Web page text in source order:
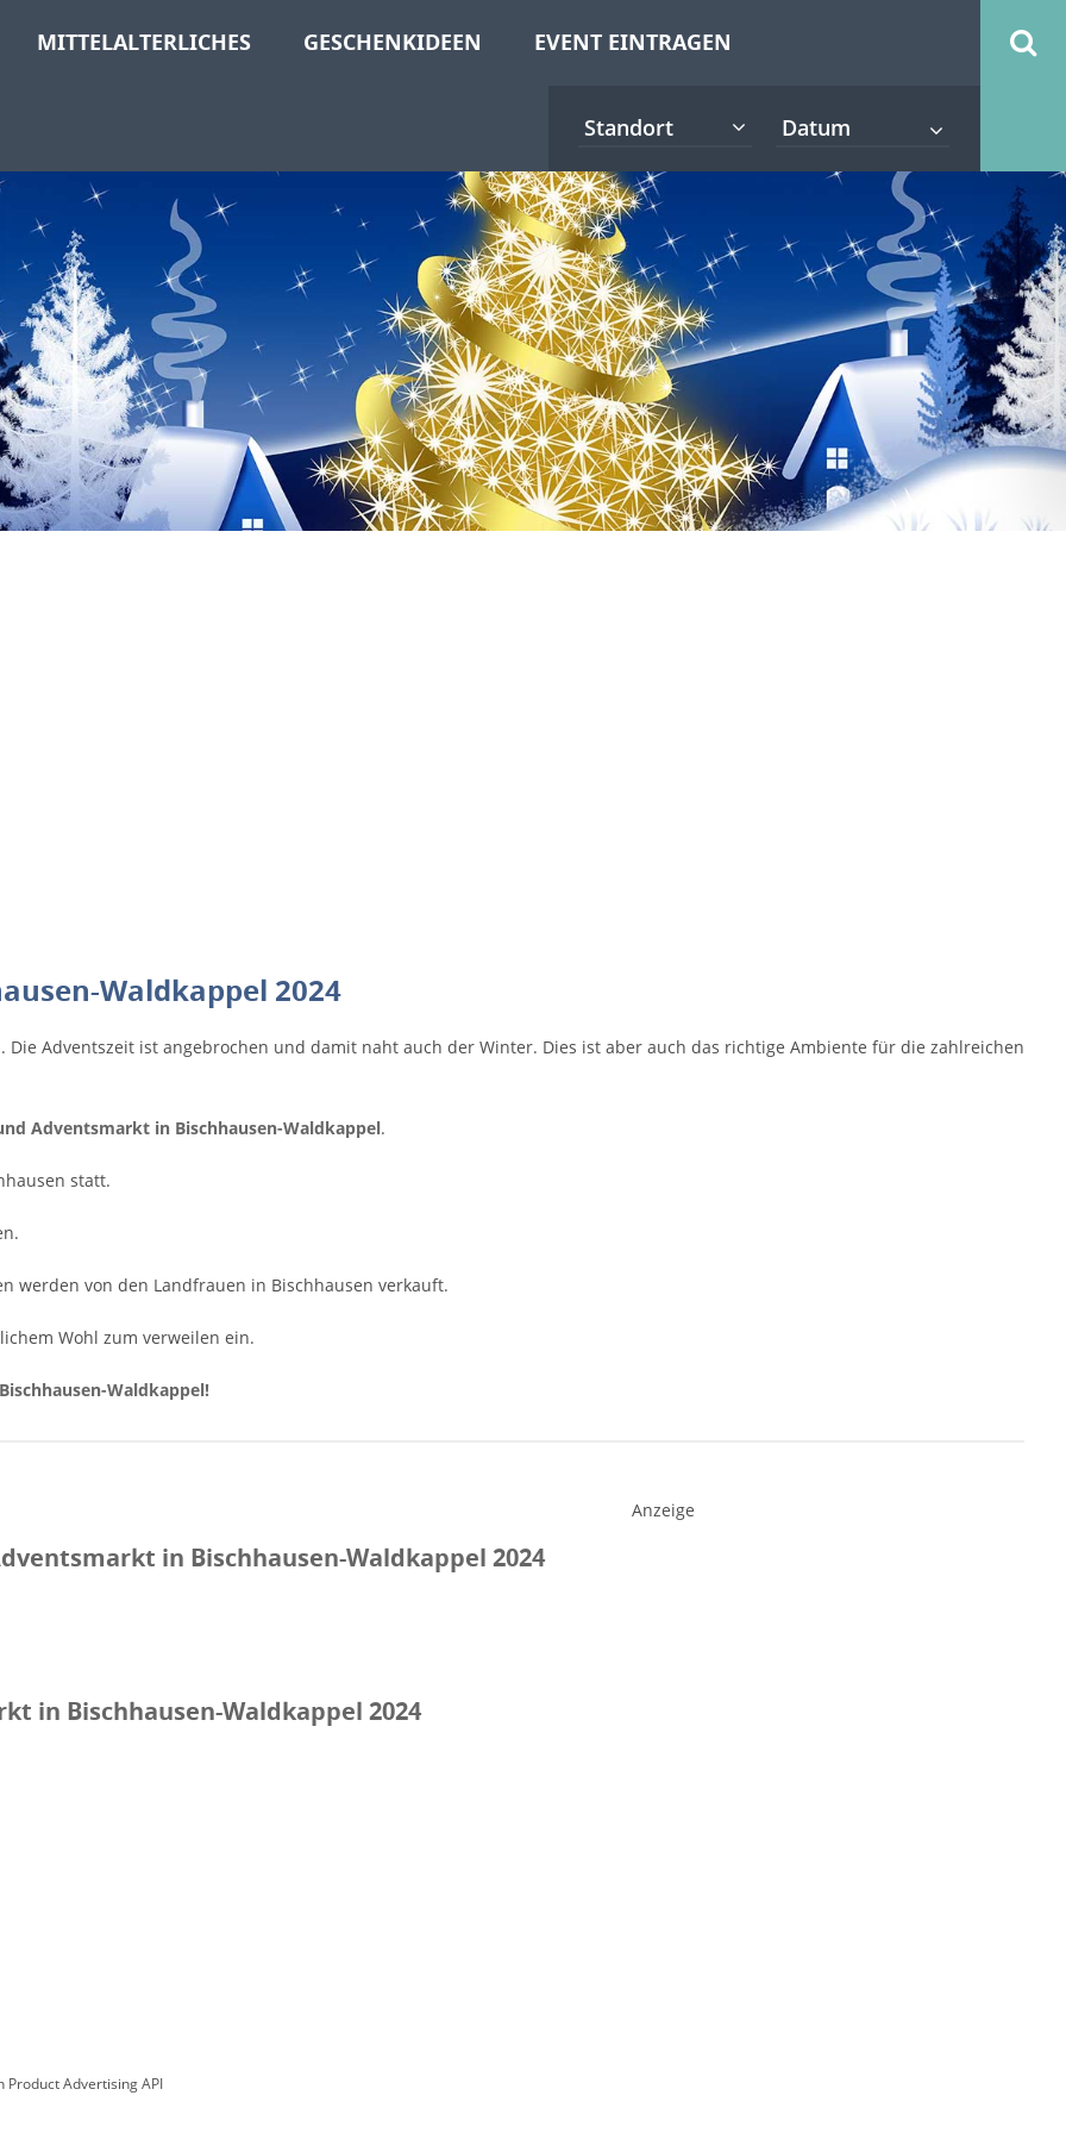
MITTELALTERLICHES GESCHENKIDEEN EVENT EINTRAGEN
Standort
Waldkappel 2024
Die Adventszeit ist angebrochen und damit naht auch der Winter. Dies ist aber auch das richtige Ambiente für die zahlreichen
Adventsmarkt in Bischhausen-Waldkappel.
statt.
werden von den Landfrauen in Bischhausen verkauft.
Wohl zum verweilen ein.
Waldkappel!
Anzeige
in Bischhausen-Waldkappel 2024
in Bischhausen-Waldkappel 2024
Product Advertising API